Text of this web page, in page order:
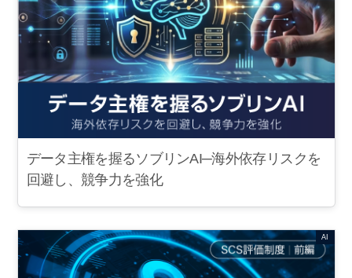
データ主権を握るソブリンAI─海外依存リスクを
回避し、競争力を強化
AI